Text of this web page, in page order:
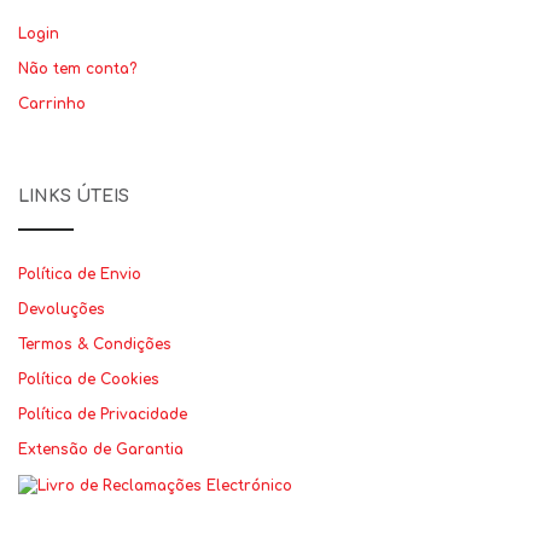
Login
Não tem conta?
Carrinho
LINKS ÚTEIS
Política de Envio
Devoluções
Termos & Condições
Política de Cookies
Política de Privacidade
Extensão de Garantia